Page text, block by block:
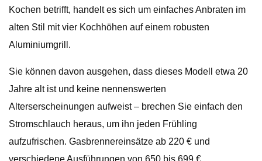
Kochen betrifft, handelt es sich um einfaches Anbraten im
alten Stil mit vier Kochhöhen auf einem robusten
Aluminiumgrill.
Sie können davon ausgehen, dass dieses Modell etwa 20
Jahre alt ist und keine nennenswerten
Alterserscheinungen aufweist – brechen Sie einfach den
Stromschlauch heraus, um ihn jeden Frühling
aufzufrischen. Gasbrennereinsätze ab 220 € und
verschiedene Ausführungen von 650 bis 699 €,